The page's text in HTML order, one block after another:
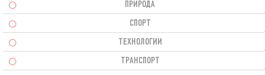
ПРИРОДА
СПОРТ
ТЕХНОЛОГИИ
ТРАНСПОРТ